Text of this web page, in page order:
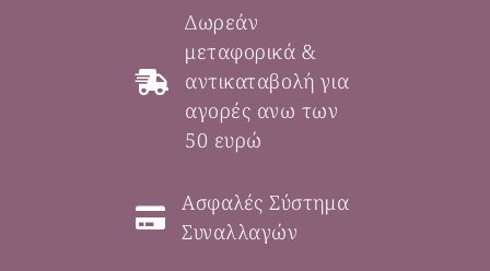
Δωρεάν
μεταφορικά &
αντικαταβολή για
αγορές ανω των
50 ευρώ
Ασφαλές Σύστημα
Συναλλαγών